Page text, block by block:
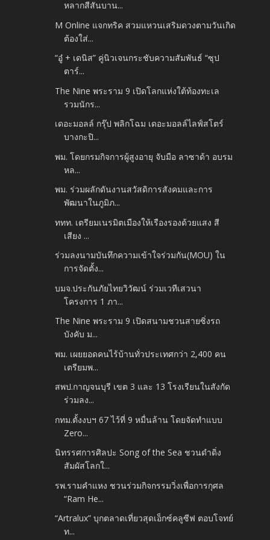
หลากสีสันบาน...
M Online แจกทริค สวมแหวนเสริมดวงตามวันเกิด
ต้องใส่...
“อู๋ + เดนิส” คู่นิวเจนกระชับความสัมพันธ์ “ซุป
ตาร์...
The Nine พระราม 9 เปิดโลกแห่งใต้ท้องทะเล
รวมนักร...
เดอะมอลล์ กรุ๊ป พลิกโฉม เดอะมอลล์ไลฟ์สโตร์
บางกะปิ...
พม. โดยกรมกิจการผู้สูงอายุ จับมือ ลาซาด้า อบรม
หล...
พม. ร่วมผลักดันงานสวัสดิการสังคมและการ
พัฒนาในภูมิภ...
ททท. เตรียมเนรมิตเมืองให้เรืองรองด้วยแสง สี
เสียง ...
ร่วมลงนามบันทึกความเข้าใจร่วมกัน(MOU) ใน
การจัดตั้ง...
บมจ.ประกันภัยไทยวิวัฒน์ ร่วมเวทีเสวนา
โครงการ 1 ภา...
The Nine พระราม 9 เปิดสนามชวนสายซิ่งรถ
บังคับ ม...
พม. เผยยอดคนไร้บ้านทั่วประเทศกว่า 2,400 คน
เตรียมพ...
สพป.กาญจนบุรี เขต 3 และ 13 โรงเรียนในสังกัด
ร่วมลง...
กทม.ตั้งงบฯ 67 ไว้ที่ 9 หมื่นล้าน โดยจัดทำแบบ
Zero...
นิทรรศการศิลปะ Song of the Sea ชวนดำดิ่ง
สัมผัสโลกใ...
รพ.รามคำแหง ชวนร่วมกิจกรรมวิ่งเพื่อการกุศล
“Ram He...
“Artralux” บุกตลาดเที่ยวสุดเอ็กซ์คลูซีฟ ตอบโจทย์
ท...